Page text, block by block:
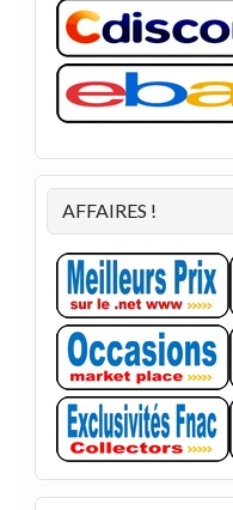
AFFAIRES !